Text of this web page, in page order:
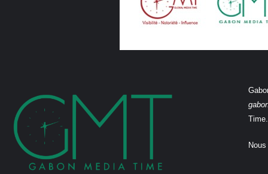
Time.